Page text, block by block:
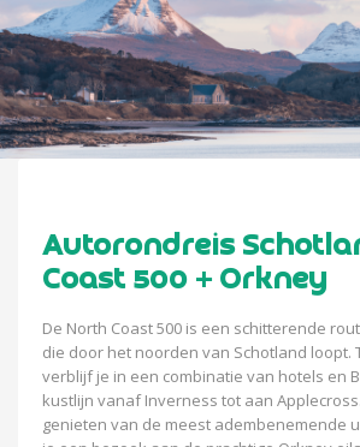
Autorondreis
Coast 500 + Orkney
De North Coast 500 is een schitterende
die door het noorden van Schotland loopt.
verblijf je in een combinatie van hotels en
kustlijn vanaf Inverness tot aan
genieten van de meest adembenemende